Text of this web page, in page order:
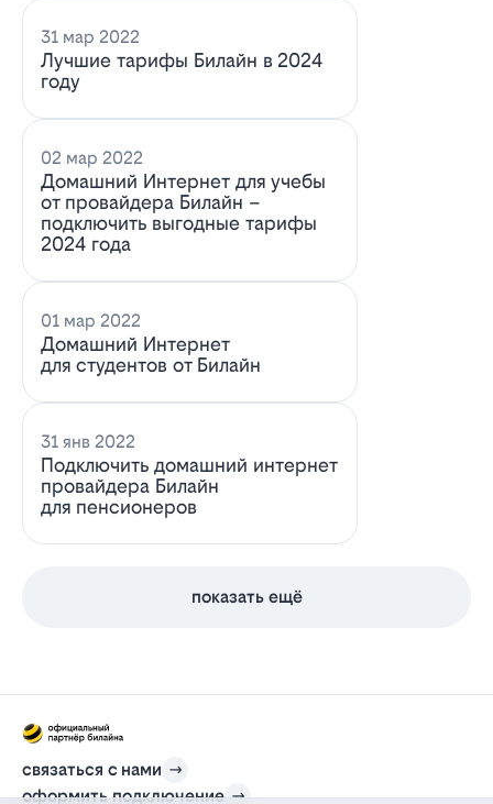
31 мар 2022
Лучшие тарифы Билайн в 2024
году
02 мар 2022
Домашний Интернет для учебы
от провайдера Билайн –
подключить выгодные тарифы
2024 года
01 мар 2022
Домашний Интернет
для студентов от Билайн
31 янв 2022
Подключить домашний интернет
провайдера Билайн
для пенсионеров
показать ещё
связаться с нами
оформить подключение